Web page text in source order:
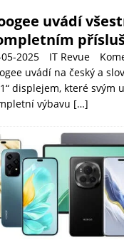
uvádí
2025 IT Revue
uvádí na český a
displejem, které
výbavu […]